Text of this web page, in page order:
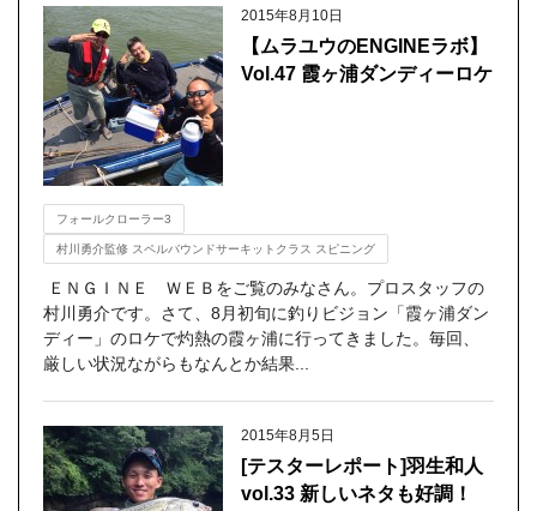
2015年8月10日
【ムラユウのENGINEラボ】
Vol.47 霞ヶ浦ダンディーロケ
フォールクローラー3
村川勇介監修 スペルバウンドサーキットクラス スピニング
ＥＮＧＩＮＥ ＷＥＢをご覧のみなさん。プロスタッフの
村川勇介です。さて、8月初旬に釣りビジョン「霞ヶ浦ダン
ディー」のロケで灼熱の霞ヶ浦に行ってきました。毎回、
厳しい状況ながらもなんとか結果...
2015年8月5日
[テスターレポート]羽生和人
vol.33 新しいネタも好調！